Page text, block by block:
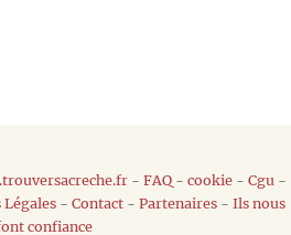
- FAQ- cookie- Cgu-
- Contact- Partenaires- Ils nous
confiance